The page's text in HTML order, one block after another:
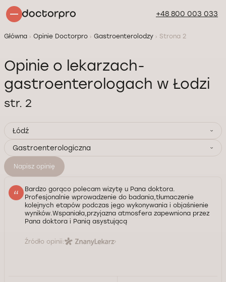
+48 800 003 033
Główna Opinie Doctorpro Gastroenterolodzy Strona 2
Opinie o lekarzach-
gastroenterologach w Łodzi
str. 2
Łódź
Gastroenterologiczna
Napisz opinię
Bardzo gorąco polecam wizytę u Pana doktora.
Profesjonalnie wprowadzenie do badania,tłumaczenie
kolejnych etapów podczas jego wykonywania i objaśnienie
wyników.Wspaniała,przyjazna atmosfera zapewniona przez
Pana doktora i Panią asystującą
Źródło opinii: